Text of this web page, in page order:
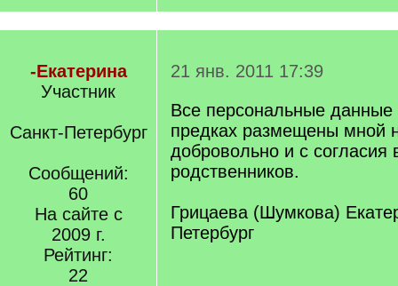
-Екатерина
Участник
Санкт-Петербург
Сообщений:
60
На сайте с
2009 г.
Рейтинг:
22
21 янв. 2011 17:39
Все персональные
предках размещены мной
добровольно и с согласия
родственников.
Грицаева (Шумкова)
Петербург